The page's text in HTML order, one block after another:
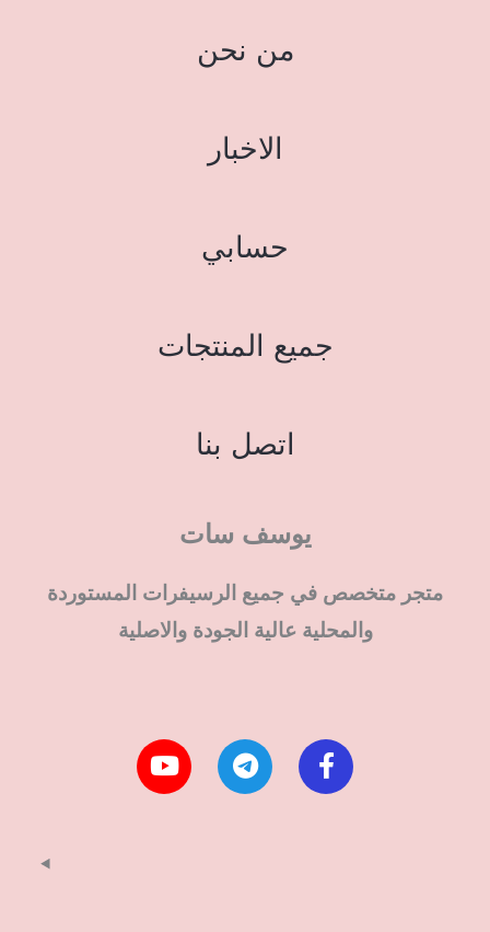
من نحن
الاخبار
حسابي
جميع المنتجات
اتصل بنا
يوسف سات
متجر متخصص في جميع الرسيفرات المستوردة
والمحلية عالية الجودة والاصلية